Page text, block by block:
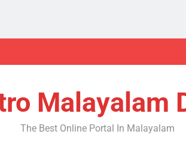
Malayalam
The Best Online Portal In Malayalam